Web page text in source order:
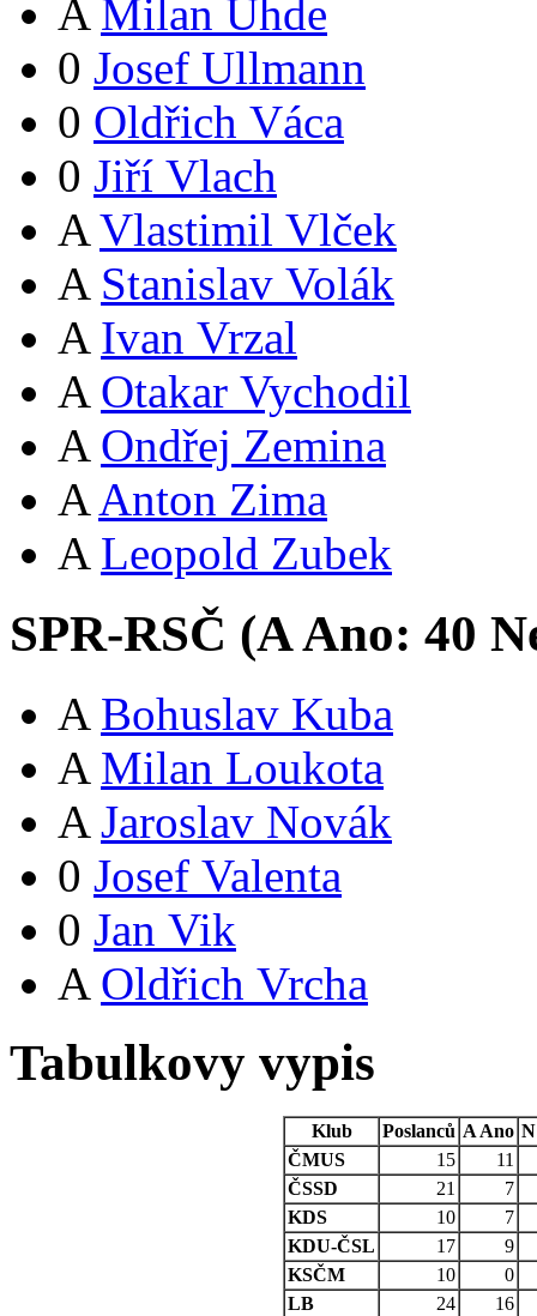
A Milan Uhde
0 Josef Ullmann
0 Oldřich Váca
0 Jiří Vlach
A Vlastimil Vlček
A Stanislav Volák
A Ivan Vrzal
A Otakar Vychodil
A Ondřej Zemina
A Anton Zima
A Leopold Zubek
SPR-RSČ (AAno: 40
A Bohuslav Kuba
A Milan Loukota
A Jaroslav Novák
0 Josef Valenta
0 Jan Vik
A Oldřich Vrcha
Tabulkovy vypis
Klub Poslanců A Ano N
ČMUS
15
11
ČSSD
21
7
KDS
10
7
KDU-ČSL
17
9
KSČM
10
0
LB
24
16